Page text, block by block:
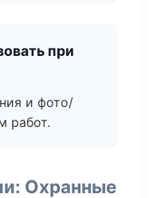
при
и фото/
работ.
Охранные